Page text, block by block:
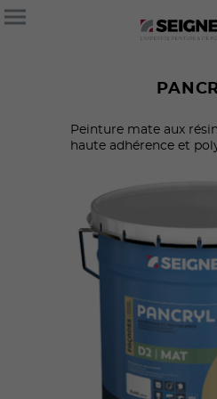
Peinture mate aux
haute adhérence et